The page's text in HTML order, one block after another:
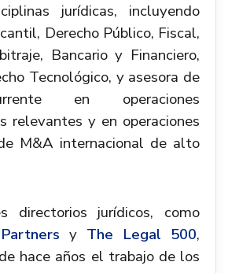
jurídicas, incluyendo
Derecho Público, Fiscal,
Bancario y Financiero,
Tecnológico, y asesora de
en operaciones
relevantes y en operaciones
M&A internacional de alto
directorios jurídicos, como
y The Legal 500,
hace años el trabajo de los